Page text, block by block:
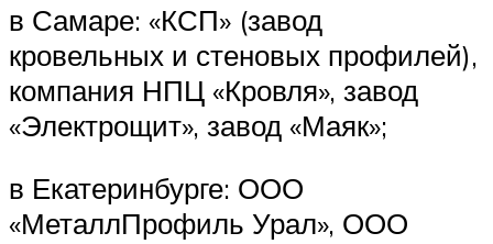
в Самаре: «КСП» (завод
кровельных и стеновых профилей),
компания НПЦ «Кровля», завод
«Электрощит», завод «Маяк»;
в Екатеринбурге: ООО
«МеталлПрофиль Урал», ООО